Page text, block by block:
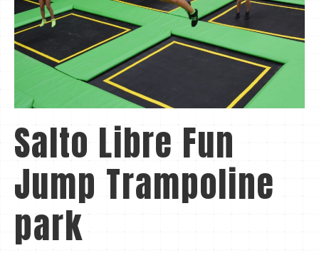
Salto Libre Fun
Jump Trampoline
park